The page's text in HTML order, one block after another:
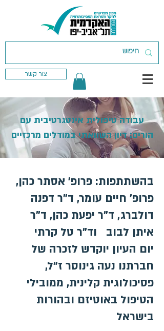
צור קשר
עבודה טיפולית אינטגרטיבית עם
הורים: דיון השוואתי במודלים מרכזיים
בהשתתפות: פרופ' אסתר כהן,
פרופ' חיים עומר, ד"ר דפנה
דולברג, ד"ר יפעת כהן, ד"ר
איתן לבוב וד"ר טל קרתי
יום העיון יוקדש לזכרה של
חברתנו נעה גינוסר ז"ל,
פסיכולוגית קלינית, ממובילי
הטיפול באוטיזם ובהורות
בישראל